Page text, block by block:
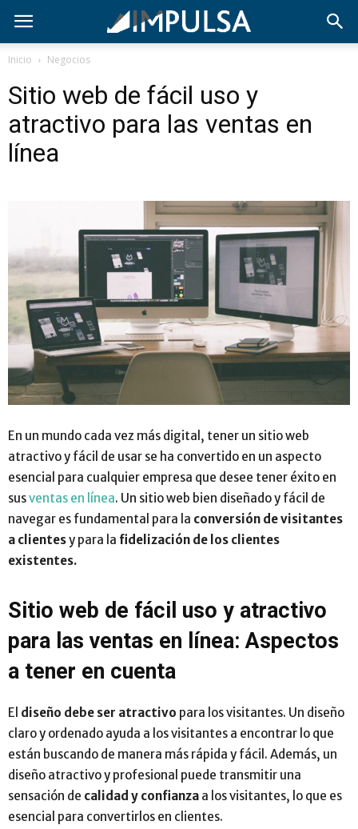
Inicio Negocios
Sitio web de fácil uso y
atractivo para las ventas en
línea
En un mundo cada vez más digital, tener un sitio web
atractivo y fácil de usar se ha convertido en un aspecto
esencial para cualquier empresa que desee tener éxito en
susventas en línea. Un sitio web bien diseñado y fácil de
navegar es fundamental para la conversión de visitantes
a clientesy para la fidelización de los clientes
existentes.
Sitio web de fácil uso y atractivo
para las ventas en línea: Aspectos
a tener en cuenta
El diseño debe ser atractivo para los visitantes. Un diseño
claro y ordenado ayuda a los visitantes a encontrar lo que
están buscando de manera más rápida y fácil. Además, un
diseño atractivo y profesional puede transmitir una
sensación de calidad y confianza a los visitantes, lo que es
esencial para convertirlos en clientes.